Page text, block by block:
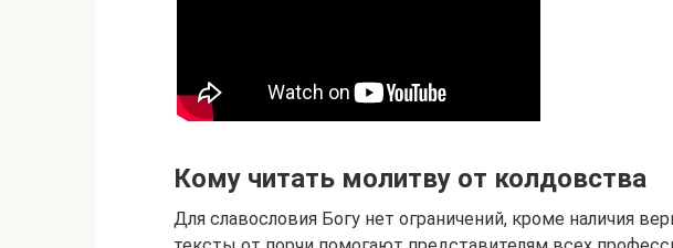
Кому читать молитву от колдовства
Для славословия Богу нет ограничений, кроме наличия